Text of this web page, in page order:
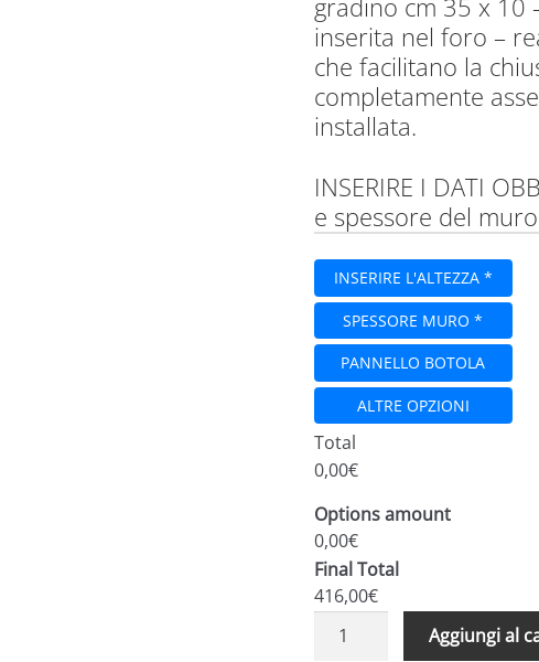
gradino cm 35 x 10
inserita nel foro –
che facilitano la
completamente
installata.
INSERIRE I DATI
e spessore del muro
INSERIRE L'ALTEZZA *
SPESSORE MURO *
PANNELLO BOTOLA
ALTRE OPZIONI
Total
0,00€
Options amount
0,00€
Final Total
416,00€
Scale
Aggiungi al